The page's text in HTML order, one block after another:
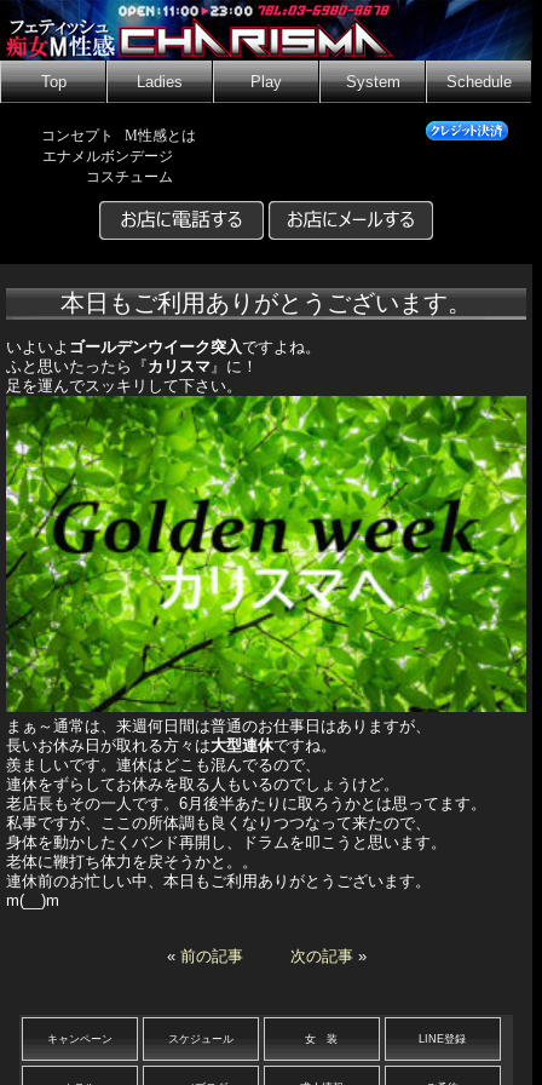
Top Ladies Play System Schedule
コンセプト
M性感とは
エナメルボンデージ
コスチューム
本日もご利用ありがとうございます。
いよいよ ゴールデンウイーク突入ですよね。
ふと思いたったら『カリスマ』に！
足を運んでスッキリして下さい。
まぁ～通常は、来週何日間は普通のお仕事日はありますが、
長いお休み日が取れる方々は大型連休ですね。
羨ましいです。連休はどこも混んでるので、
連休をずらしてお休みを取る人もいるのでしょうけど。
老店長もその一人です。6月後半あたりに取ろうかとは思ってます。
私事ですが、ここの所体調も良くなりつつなって来たので、
身体を動かしたくバンド再開し、ドラムを叩こうと思います。
老体に鞭打ち体力を戻そうかと。。
連休前のお忙しい中、本日もご利用ありがとうございます。
m(__)m
« 前の記事 次の記事»
キャンペーン スケジュール 女 装 LINE登録